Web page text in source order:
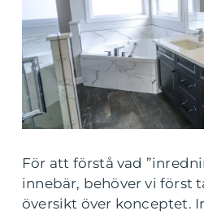
För att förstå vad
innebär, behöver vi först
översikt över konceptet.